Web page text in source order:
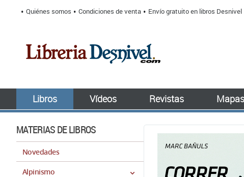
Quiénes somos Condiciones de venta Envío gratuito en libros Desnivel
Libros Vídeos Revistas Mapas
MATERIAS DE LIBROS
Novedades
Alpinismo